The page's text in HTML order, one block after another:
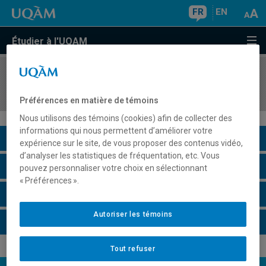
FR EN
Étudier à l'UQAM
COURS//
Description du cours
Horaire - Été 2026
Préférences en matière de témoins
Nous utilisons des témoins (cookies) afin de collecter des
informations qui nous permettent d’améliorer votre
expérience sur le site, de vous proposer des contenus vidéo,
d’analyser les statistiques de fréquentation, etc. Vous
pouvez personnaliser votre choix en sélectionnant
« Préférences ».
Tout refuser
Autoriser les témoins